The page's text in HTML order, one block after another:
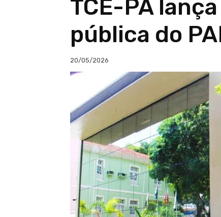
TCE-PA
pública do
20/05/2026